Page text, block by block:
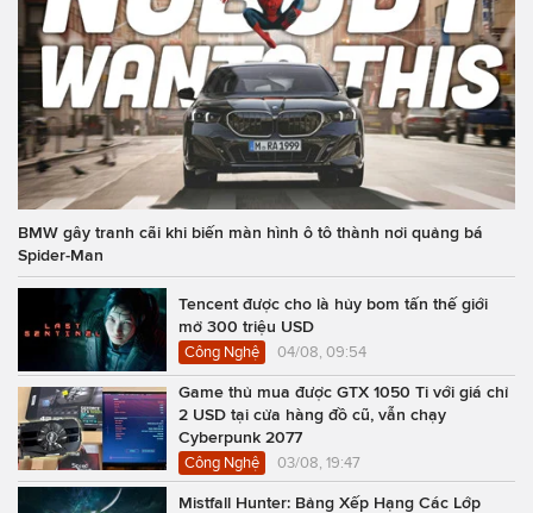
BMW gây tranh cãi khi biến màn hình ô tô thành nơi quảng bá
Spider-Man
Tencent được cho là hủy bom tấn thế giới
mở 300 triệu USD
Công Nghệ 04/08, 09:54
Game thủ mua được GTX 1050 Ti với giá chỉ
2 USD tại cửa hàng đồ cũ, vẫn chạy
Cyberpunk 2077
Công Nghệ 03/08, 19:47
Mistfall Hunter: Bảng Xếp Hạng Các Lớp